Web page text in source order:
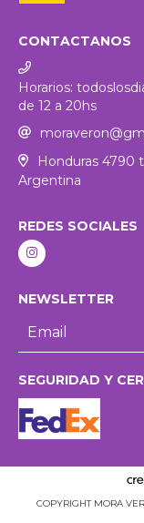
CONTACTANOS
Horarios:
de 12 a 20hs
Honduras 4790
Argentina
REDES SOCIALES
NEWSLETTER
SEGURIDAD Y
COPYRIGHT MORA